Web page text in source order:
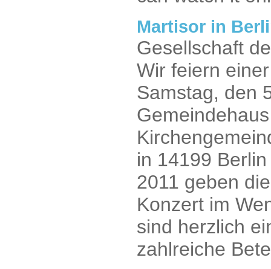
Martisor in
Gesellschaft
Wir feiern
Samstag, den
in 14199
2011 geben
Konzert im
sind herzlich
zahlreiche